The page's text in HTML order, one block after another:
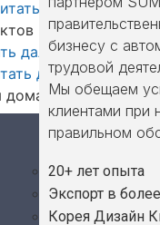
бизнесу с
трудовой
Мы обещаем
клиентами при
правильном
20+ лет опыта
Экспорт в
Корея Дизайн
далее
Читать далее
далее
далее
домашних животных